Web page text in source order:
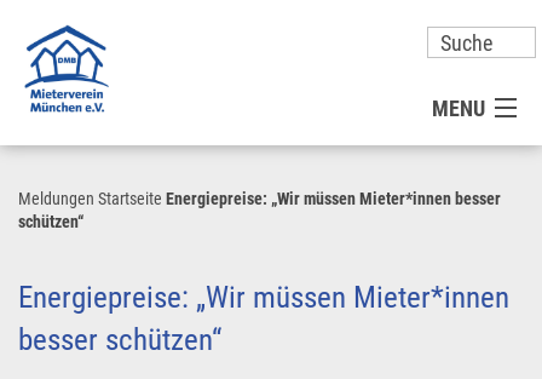
MENU
PRESSE
Meldungen Startseite Energiepreise: „Wir müssen Mieter*innen besser
schützen“
Energiepreise: „Wir müssen Mieter*innen
besser schützen“